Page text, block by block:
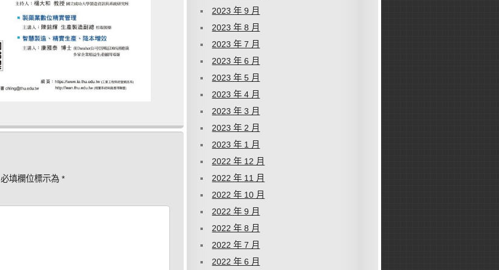
必填欄位標示為 *
2023 年 9 月
2023 年 8 月
2023 年 7 月
2023 年 6 月
2023 年 5 月
2023 年 4 月
2023 年 3 月
2023 年 2 月
2023 年 1 月
2022 年 12 月
2022 年 11 月
2022 年 10 月
2022 年 9 月
2022 年 8 月
2022 年 7 月
2022 年 6 月